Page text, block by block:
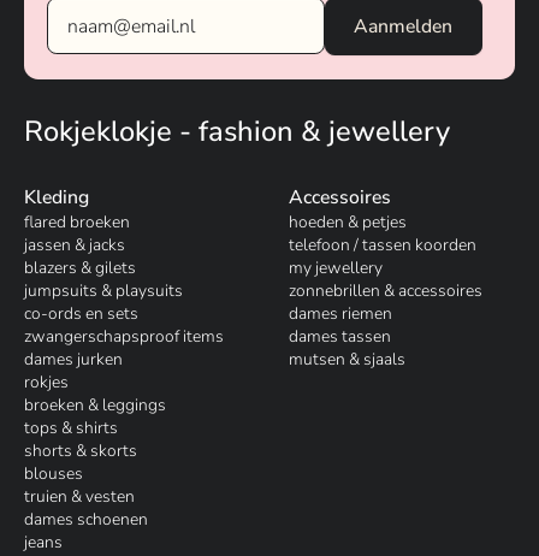
Rokjeklokje - fashion & jewellery
Kleding
flared broeken
jassen & jacks
blazers & gilets
jumpsuits & playsuits
co-ords en sets
zwangerschapsproof items
dames jurken
rokjes
broeken & leggings
tops & shirts
shorts & skorts
blouses
truien & vesten
dames schoenen
jeans
Accessoires
hoeden & petjes
telefoon / tassen koorden
my jewellery
zonnebrillen & accessoires
dames riemen
dames tassen
mutsen & sjaals